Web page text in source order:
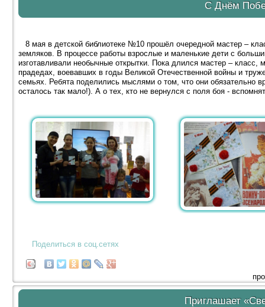
С Днём
8 мая в детской библиотеке №10 прошёл очередной мастер –
земляков. В процессе работы взрослые и маленькие дети с
изготавливали необычные открытки. Пока длился мастер –
прадедах, воевавших в годы Великой Отечественной войны и
семьях. Ребята поделились мыслями о том, что они обязательно
осталось так мало!). А о тех, кто не вернулся с поля боя -
Поделиться в соц.сетях
Приглашает